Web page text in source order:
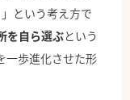
という考え方で
を自ら選ぶという
一歩進化させた形